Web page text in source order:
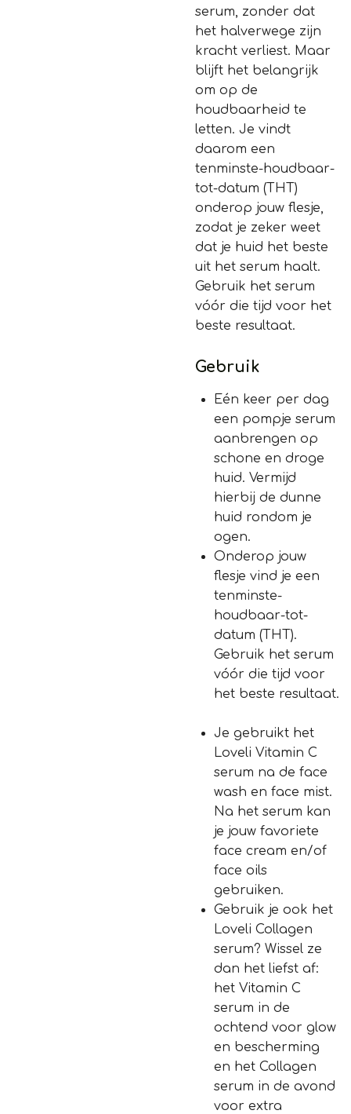
serum, zonder dat
het halverwege zijn
kracht verliest. Maar
blijft het belangrijk
om op de
houdbaarheid te
letten. Je vindt
daarom een
tenminste-houdbaar-
tot-datum (THT)
onderop jouw flesje,
zodat je zeker weet
dat je huid het beste
uit het serum haalt.
Gebruik het serum
vóór die tijd voor het
beste resultaat.
Gebruik
Eén keer per dag
een pompje serum
aanbrengen op
schone en droge
huid. Vermijd
hierbij de dunne
huid rondom je
ogen.
Onderop jouw
flesje vind je een
tenminste-
houdbaar-tot-
datum (THT).
Gebruik het serum
vóór die tijd voor
het beste resultaat.
Je gebruikt het
Loveli Vitamin C
serum na de face
wash en face mist.
Na het serum kan
je jouw favoriete
face cream en/of
face oils
gebruiken.
Gebruik je ook het
Loveli Collagen
serum? Wissel ze
dan het liefst af:
het Vitamin C
serum in de
ochtend voor glow
en bescherming
en het Collagen
serum in de avond
voor extra